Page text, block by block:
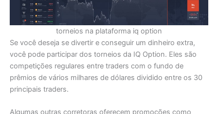
torneios na plataforma iq option
Se você deseja se divertir e conseguir um dinheiro extra,
você pode participar dos torneios da IQ Option. Eles são
competições regulares entre traders com o fundo de
prêmios de vários milhares de dólares dividido entre os 30
principais traders.
Algumas outras corretoras oferecem promoções como